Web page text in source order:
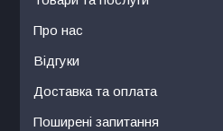
Про нас
Відгуки
Доставка та оплата
Поширені запитання